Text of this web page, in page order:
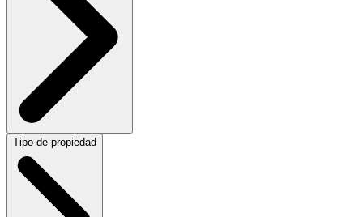
Tipo de propiedad